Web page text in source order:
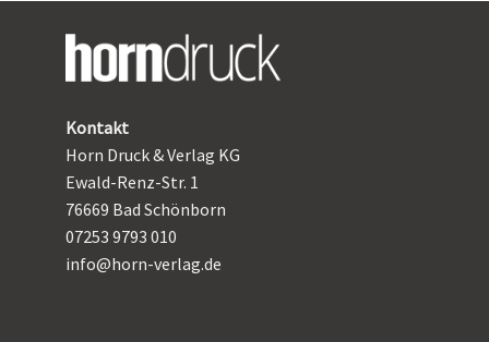
Kontakt
Horn Druck & Verlag KG
Ewald-Renz-Str. 1
76669 Bad Schönborn
07253 9793 010
info@horn-verlag.de